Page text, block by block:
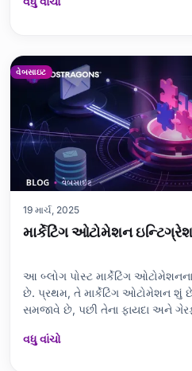
પાસાઓમાં એઆર કેવી રીતે
વેબસાઇટ
19 માર્ચ, 2025
માર્કેટિંગ ઓટોમેશન
આ બ્લોગ પોસ્ટ માર્કેટિંગ
છે. પ્રથમ, તે માર્કેટિંગ ઓટોમેશન શું
સમજાવે છે, પછી તેના ફાયદા અને
ઉપયોગ માટે ટિપ્સ પણ આપે છે. સફળ
વધુ વાંચો